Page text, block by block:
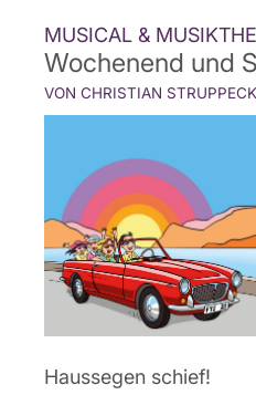
MUSICAL &
Wochenend und
VON CHRISTIAN
Haussegen schief!